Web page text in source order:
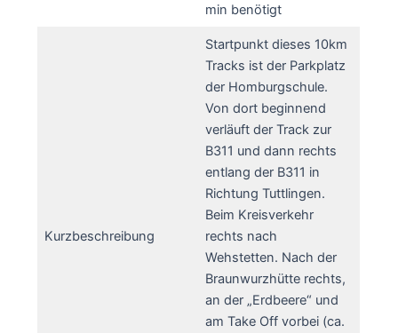
min benötigt
Kurzbeschreibung
Startpunkt dieses 10km
Tracks ist der Parkplatz
der Homburgschule.
Von dort beginnend
verläuft der Track zur
B311 und dann rechts
entlang der B311 in
Richtung Tuttlingen.
Beim Kreisverkehr
rechts nach
Wehstetten. Nach der
Braunwurzhütte rechts,
an der „Erdbeere“ und
am Take Off vorbei (ca.